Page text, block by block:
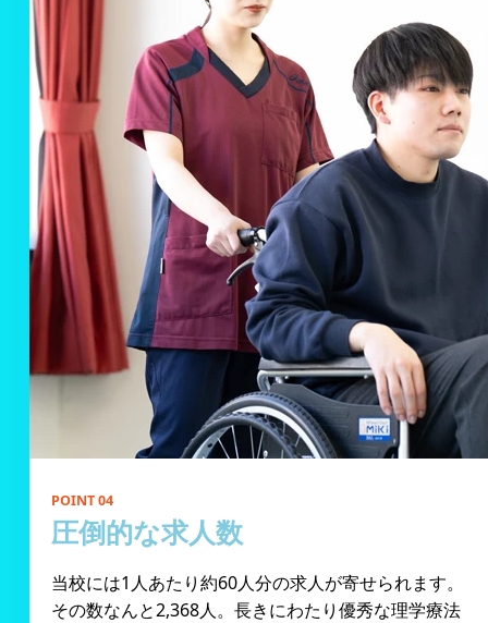
POINT 04
圧倒的な求人数
当校には1人あたり約60人分の求人が寄せられます。
その数なんと2,368人。長きにわたり優秀な理学療法